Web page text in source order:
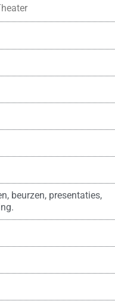
beurzen, presentaties,